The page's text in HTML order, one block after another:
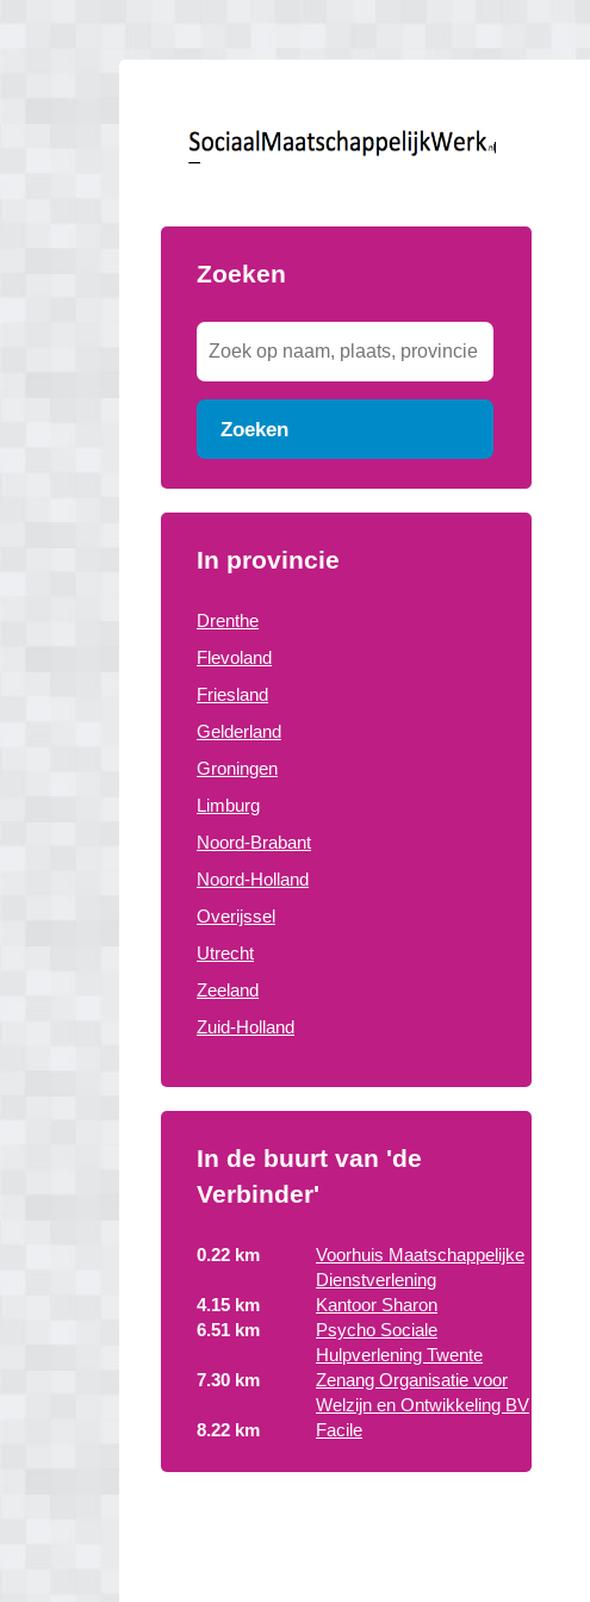
Zoeken
Zoeken
In provincie
Drenthe
Flevoland
Friesland
Gelderland
Groningen
Limburg
Noord-Brabant
Noord-Holland
Overijssel
Utrecht
Zeeland
Zuid-Holland
In de buurt van 'de
Verbinder'
0.22 km
Voorhuis Maatschappelijke
Dienstverlening
4.15 km
Kantoor Sharon
6.51 km
Psycho Sociale
Hulpverlening Twente
7.30 km
Zenang Organisatie voor
Welzijn en Ontwikkeling BV
8.22 km
Facile